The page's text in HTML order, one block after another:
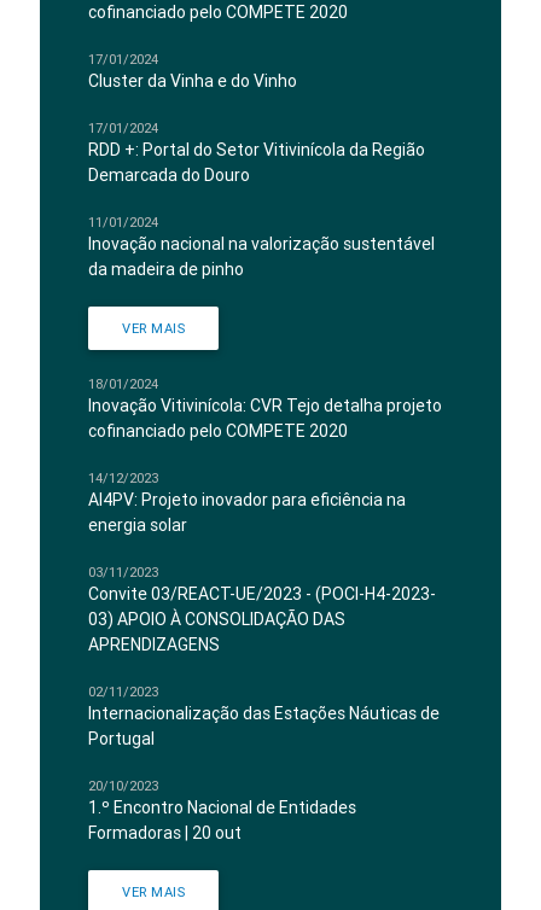
cofinanciado pelo COMPETE 2020
17/01/2024
Cluster da Vinha e do Vinho
17/01/2024
RDD +: Portal do Setor Vitivinícola da Região
Demarcada do Douro
11/01/2024
Inovação nacional na valorização sustentável
da madeira de pinho
VER MAIS
18/01/2024
Inovação Vitivinícola: CVR Tejo detalha projeto
cofinanciado pelo COMPETE 2020
14/12/2023
AI4PV: Projeto inovador para eficiência na
energia solar
03/11/2023
Convite 03/REACT-UE/2023 - (POCI-H4-2023-
03) APOIO À CONSOLIDAÇÃO DAS
APRENDIZAGENS
02/11/2023
Internacionalização das Estações Náuticas de
Portugal
20/10/2023
1.º Encontro Nacional de Entidades
Formadoras | 20 out
VER MAIS